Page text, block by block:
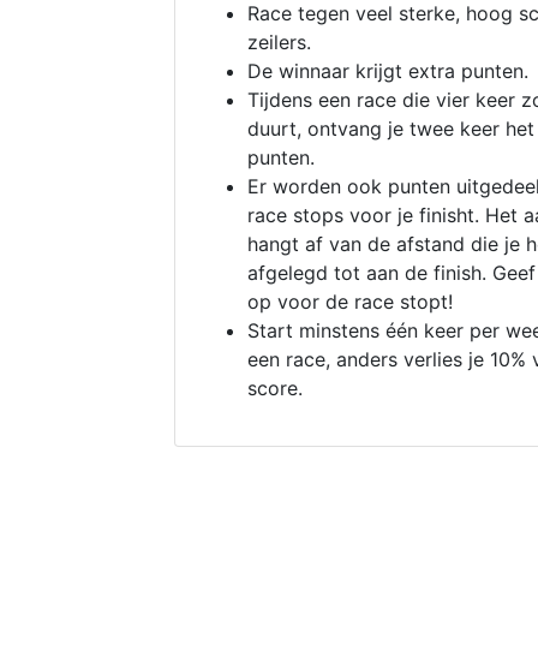
Race tegen veel sterke, hoog
zeilers.
De winnaar krijgt extra punten.
Tijdens een race die vier keer
duurt, ontvang je twee keer
punten.
Er worden ook punten
race stops voor je finisht. Het
hangt af van de afstand die je
afgelegd tot aan de finish.
op voor de race stopt!
Start minstens één keer per
een race, anders verlies je 10%
score.